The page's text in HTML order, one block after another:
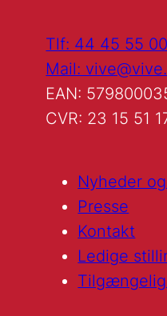
Tlf: 44 45 55 00
Mail:
EAN:
CVR: 23 15 51
Nyheder
Presse
Kontakt
Ledige